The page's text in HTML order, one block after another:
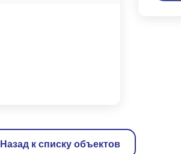
Назад к списку объектов